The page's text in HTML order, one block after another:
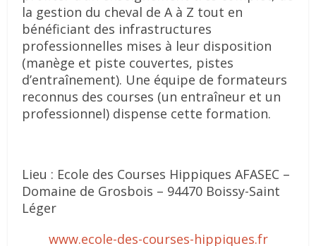
la gestion du cheval de A à Z tout en
bénéficiant des infrastructures
professionnelles mises à leur disposition
(manège et piste couvertes, pistes
d’entraînement). Une équipe de formateurs
reconnus des courses (un entraîneur et un
professionnel) dispense cette formation.
Lieu : Ecole des Courses Hippiques AFASEC –
Domaine de Grosbois – 94470 Boissy-Saint
Léger
www.ecole-des-courses-hippiques.fr